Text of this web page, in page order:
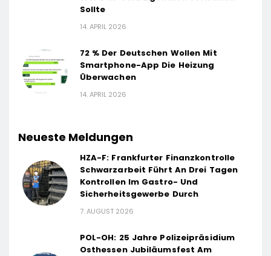
Sollte
14. APRIL 2026
72 % Der Deutschen Wollen Mit
Smartphone-App Die Heizung
Überwachen
14. APRIL 2026
Neueste Meldungen
HZA-F: Frankfurter Finanzkontrolle
Schwarzarbeit Führt An Drei Tagen
Kontrollen Im Gastro- Und
Sicherheitsgewerbe Durch
7. AUGUST 2026
POL-OH: 25 Jahre Polizeipräsidium
Osthessen Jubiläumsfest Am